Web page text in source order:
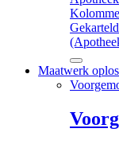
Maatwerk